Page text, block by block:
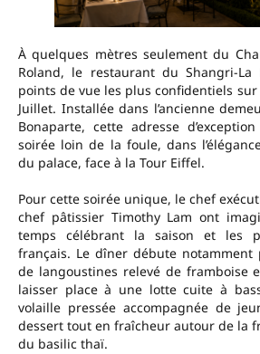
À quelques mètres seulement du
Roland, le restaurant du Shangri-La
points de vue les plus confidentiels sur
Juillet. Installée dans l’ancienne
Bonaparte, cette adresse
soirée loin de la foule, dans
du palace, face à la Tour Eiffel.
Pour cette soirée unique, le chef
chef pâtissier Timothy Lam ont
temps célébrant la saison et les
français. Le dîner débute
de langoustines relevé de framboise
laisser place à une lotte cuite à
volaille pressée accompagnée de
dessert tout en fraîcheur autour de la
du basilic thaï.